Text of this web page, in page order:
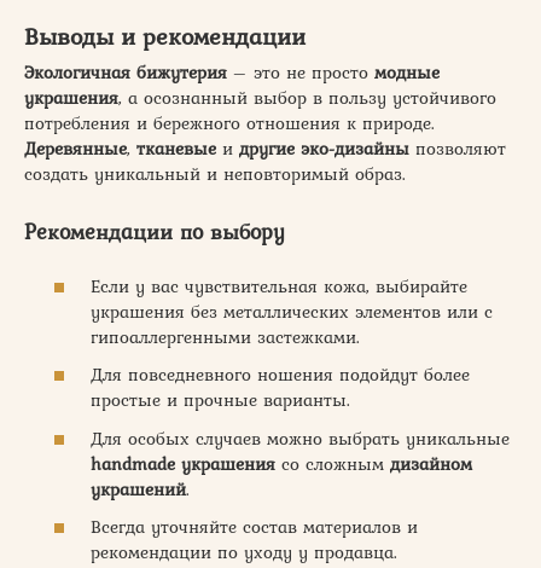
Выводы и рекомендации
Экологичная бижутерия – это не просто модные
украшения, а осознанный выбор в пользу устойчивого
потребления и бережного отношения к природе.
Деревянные, тканевые и другие эко-дизайны позволяют
создать уникальный и неповторимый образ.
Рекомендации по выбору
Если у вас чувствительная кожа, выбирайте
украшения без металлических элементов или с
гипоаллергенными застежками.
Для повседневного ношения подойдут более
простые и прочные варианты.
Для особых случаев можно выбрать уникальные
handmade украшения со сложным дизайном
украшений.
Всегда уточняйте состав материалов и
рекомендации по уходу у продавца.